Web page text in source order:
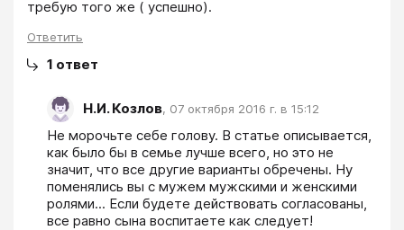
Ответить
1 ответ
Н.И. Козлов, 07 октября 2016 г. в 15:12
Не морочьте себе голову. В статье описывается,
как было бы в семье лучше всего, но это не
значит, что все другие варианты обречены. Ну
поменялись вы с мужем мужскими и женскими
ролями... Если будете действовать согласованы,
все равно сына воспитаете как следует!